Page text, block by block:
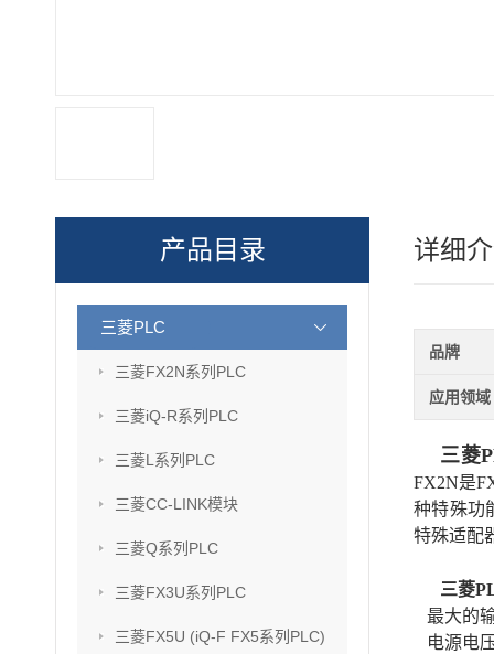
产品目录
三菱PLC
三菱FX2N系列PLC
三菱iQ-R系列PLC
三菱L系列PLC
三菱CC-LINK模块
三菱Q系列PLC
三菱FX3U系列PLC
三菱FX5U (iQ-F FX5系列PLC)
详细
品牌
应用领域
三菱
FX2N是
种特殊功
特殊适配
三菱
最大的
电源电